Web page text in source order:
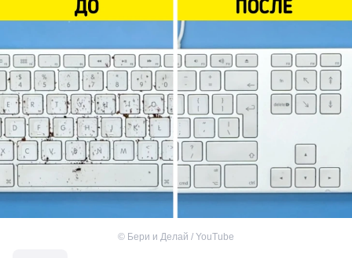
© Бери и Делай / YouTube